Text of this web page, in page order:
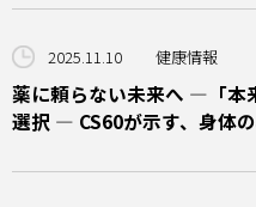
2025.11.10 健康情報
薬に頼らない未来へ —「本
選択 ― CS60が示す、身体